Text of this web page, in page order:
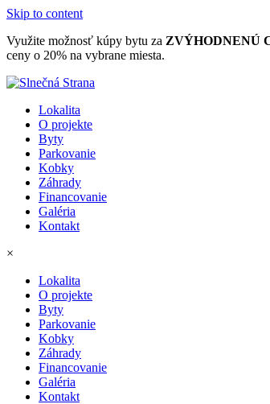
Skip to content
Využite možnosť kúpy bytu za ZVÝHODNENÚ
ceny o 20% na vybrane miesta.
Lokalita
O projekte
Byty
Parkovanie
Kobky
Záhrady
Financovanie
Galéria
Kontakt
×
Lokalita
O projekte
Byty
Parkovanie
Kobky
Záhrady
Financovanie
Galéria
Kontakt